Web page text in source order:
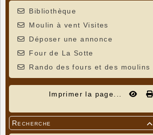
Bibliothèque
Moulin à vent Visites
Déposer une annonce
Four de La Sotte
Rando des fours et des moulins
Imprimer la page...

Recherche